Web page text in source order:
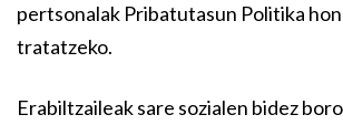
pertsonalak Pribatutasun Politika
tratatzeko.
Erabiltzaileak sare sozialen bidez